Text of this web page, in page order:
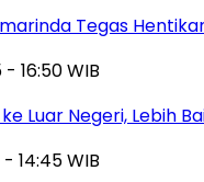
Tegas
16:50 WIB
Luar Negeri, Lebih
14:45 WIB